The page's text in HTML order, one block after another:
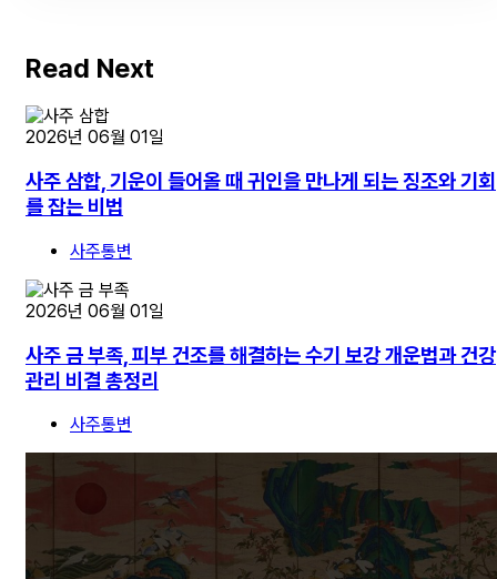
Read Next
2026년 06월 01일
사주 삼합, 기운이 들어올 때 귀인을 만나게 되는 징조와 기회
를 잡는 비법
사주통변
2026년 06월 01일
사주 금 부족, 피부 건조를 해결하는 수기 보강 개운법과 건강
관리 비결 총정리
사주통변